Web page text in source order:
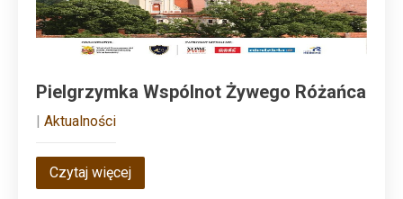
Pielgrzymka Wspólnot Żywego Różańca
Aktualności
Czytaj więcej